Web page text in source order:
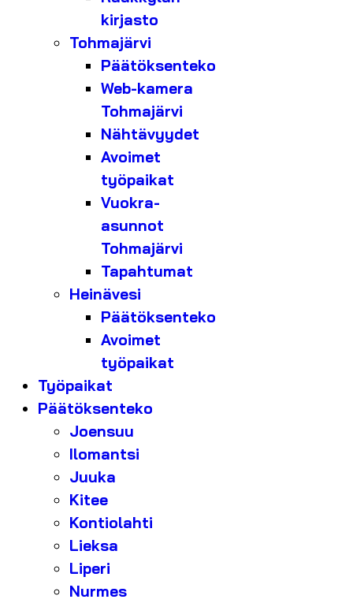
kirjasto
Tohmajärvi
Päätöksenteko
Web-kamera
Tohmajärvi
Nähtävyydet
Avoimet
työpaikat
Vuokra-
asunnot
Tohmajärvi
Tapahtumat
Heinävesi
Päätöksenteko
Avoimet
työpaikat
Työpaikat
Päätöksenteko
Joensuu
Ilomantsi
Juuka
Kitee
Kontiolahti
Lieksa
Liperi
Nurmes